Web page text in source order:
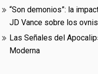
“Son demonios”: la
JD Vance sobre los ovnis
Las Señales del
Moderna